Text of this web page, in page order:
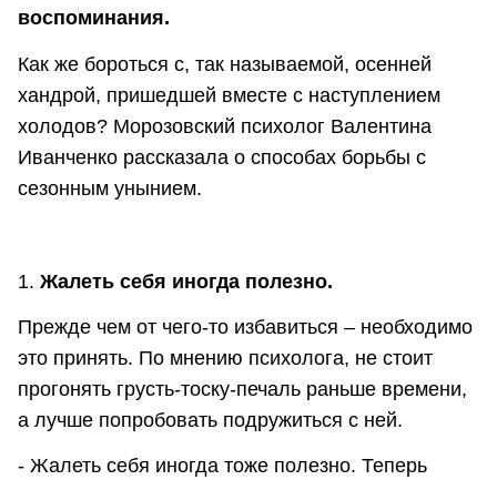
воспоминания.
Как же бороться с, так называемой, осенней
хандрой, пришедшей вместе с наступлением
холодов? Морозовский психолог Валентина
Иванченко рассказала о способах борьбы с
сезонным унынием.
1. Жалеть себя иногда полезно.
Прежде чем от чего-то избавиться – необходимо
это принять. По мнению психолога, не стоит
прогонять грусть-тоску-печаль раньше времени,
а лучше попробовать подружиться с ней.
- Жалеть себя иногда тоже полезно. Теперь